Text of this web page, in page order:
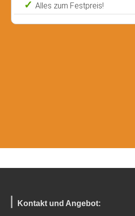
Alles zum Festpreis!
Kontakt und Angebot: